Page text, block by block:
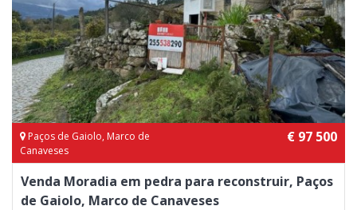
Paços de Gaiolo, Marco de
Canaveses
€ 97 500
Venda Moradia em pedra para reconstruir, Paços
de Gaiolo, Marco de Canaveses